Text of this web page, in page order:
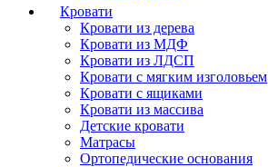
Кровати
Кровати из дерева
Кровати из МДФ
Кровати из ЛДСП
Кровати с мягким изголовьем
Кровати с ящиками
Кровати из массива
Детские кровати
Матрасы
Ортопедические основания